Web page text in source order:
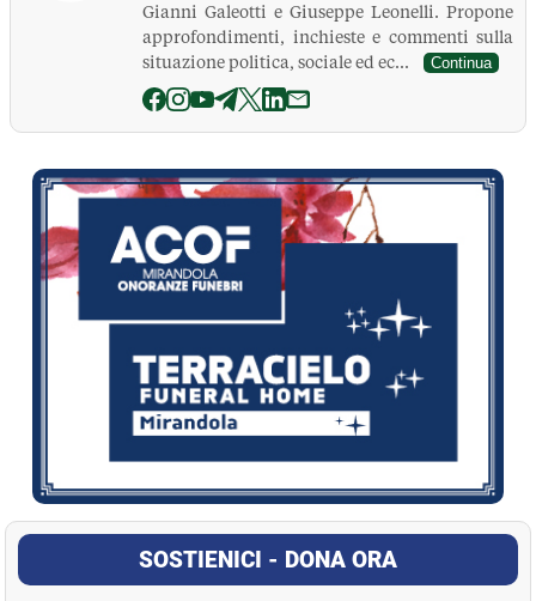
Gianni Galeotti e Giuseppe Leonelli. Propone
approfondimenti, inchieste e commenti sulla
situazione politica, sociale ed ec...
Continua
La Pressa
SOSTIENICI - DONA ORA